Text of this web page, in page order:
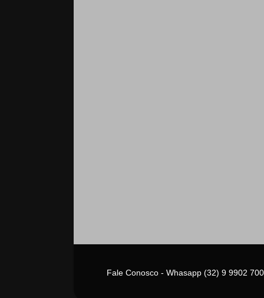
Fale Conosco - Whasapp (32) 9 9902